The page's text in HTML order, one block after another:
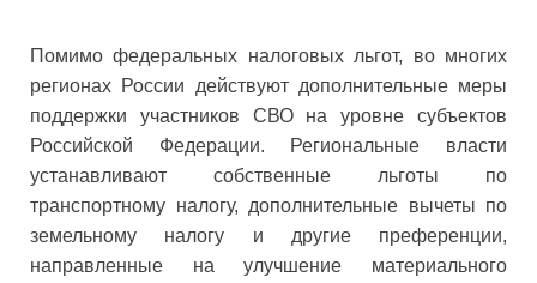
Помимо федеральных налоговых льгот, во многих
регионах России действуют дополнительные меры
поддержки участников СВО на уровне субъектов
Российской Федерации. Региональные власти
устанавливают собственные льготы по
транспортному налогу, дополнительные вычеты по
земельному налогу и другие преференции,
направленные на улучшение материального